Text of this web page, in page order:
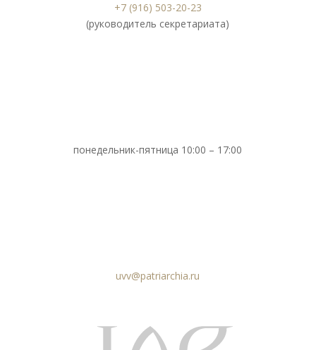
+7 (916) 503-20-23
(руководитель секретариата)
понедельник-пятница 10:00 – 17:00
uvv@patriarchia.ru